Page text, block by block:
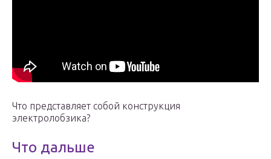
Что представляет собой конструкция
электролобзика?
Что дальше